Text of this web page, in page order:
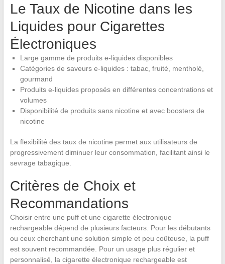
Le Taux de Nicotine dans les
Liquides pour Cigarettes
Électroniques
Large gamme de produits e-liquides disponibles
Catégories de saveurs e-liquides : tabac, fruité, mentholé,
gourmand
Produits e-liquides proposés en différentes concentrations et
volumes
Disponibilité de produits sans nicotine et avec boosters de
nicotine
La flexibilité des taux de nicotine permet aux utilisateurs de
progressivement diminuer leur consommation, facilitant ainsi le
sevrage tabagique.
Critères de Choix et
Recommandations
Choisir entre une puff et une cigarette électronique
rechargeable dépend de plusieurs facteurs. Pour les débutants
ou ceux cherchant une solution simple et peu coûteuse, la puff
est souvent recommandée. Pour un usage plus régulier et
personnalisé, la cigarette électronique rechargeable est